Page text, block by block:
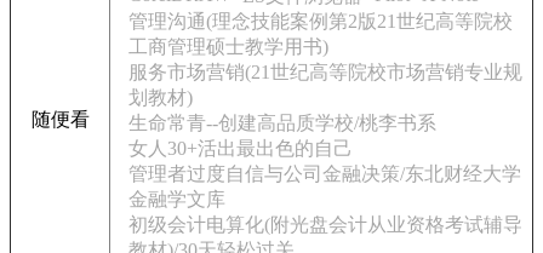
随便看
管理沟通(理念技能案例第2版21世纪高等院校
工商管理硕士教学用书)
服务市场营销(21世纪高等院校市场营销专业规
划教材)
生命常青--创建高品质学校/桃李书系
女人30+活出最出色的自己
管理者过度自信与公司金融决策/东北财经大学
金融学文库
初级会计电算化(附光盘会计从业资格考试辅导